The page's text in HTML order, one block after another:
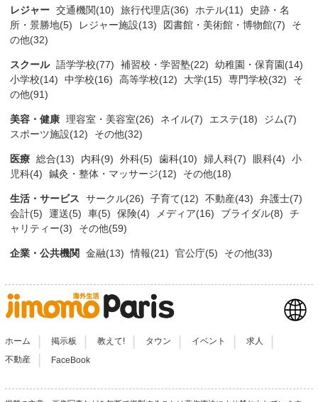
レジャー 交通機関(10) 旅行代理店(36) ホテル(11)
史跡・名
所・景勝地(5)
レジャー施設(13) 図書館・美術館・博物館(7)
そ
の他(32)
スクール 語学学校(77) 補習校・学習塾(22)
幼稚園・保育園(14)
小学校(14)
中学校(16) 高等学校(12) 大学(15) 専門学校(32)
そ
の他(91)
美容・健康 理容室・美容室(26) ネイル(7) エステ(18)
ジム(7)
スポーツ施設(12)
その他(32)
医療 総合(13) 内科(9) 外科(5) 歯科(10) 婦人科(7) 眼科(4)
小
児科(4)
鍼灸・整体・マッサージ(12) その他(18)
生活・サービス サークル(26) 子育て(12) 不動産(43)
弁護士(7)
会計(5)
運送(5) 車(5) 保険(4) メディア(16) ブライダル(8)
チ
ャリティー(3)
その他(59)
企業・公共機関 金融(13) 情報(21) 官公庁(5) その他(33)
ホーム | 掲示板 | 教えて! | タウン | イベント | 求人 |
不動産 FaceBook